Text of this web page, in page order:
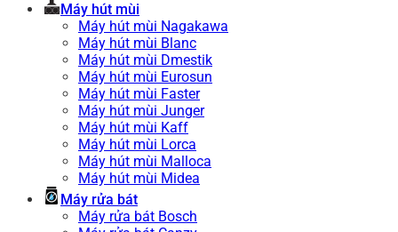
Máy hút mùi
Máy hút mùi Nagakawa
Máy hút mùi Blanc
Máy hút mùi Dmestik
Máy hút mùi Eurosun
Máy hút mùi Faster
Máy hút mùi Junger
Máy hút mùi Kaff
Máy hút mùi Lorca
Máy hút mùi Malloca
Máy hút mùi Midea
Máy rửa bát
Máy rửa bát Bosch